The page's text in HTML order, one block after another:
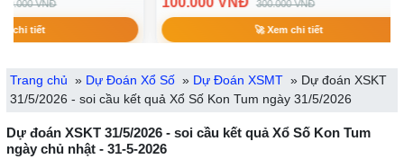
300.000 VNĐ
🚀 Xem chi tiết
Trang chủ » Dự Đoán Xổ Số » Dự Đoán XSMT » Dự đoán XSKT
31/5/2026 - soi cầu kết quả Xổ Số Kon Tum ngày 31/5/2026
Dự đoán XSKT 31/5/2026 - soi cầu kết quả Xổ Số Kon Tum
ngày chủ nhật - 31-5-2026